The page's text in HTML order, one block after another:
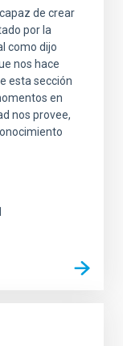
de crear
por la
como dijo
nos hace
esta sección
en
nos provee,